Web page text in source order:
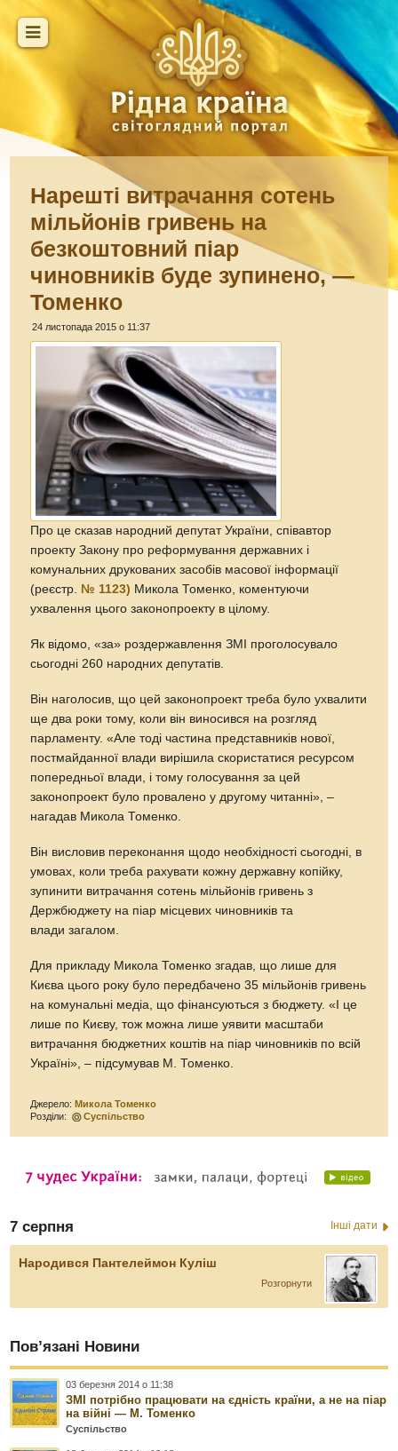
Нарешті витрачання сотень
мільйонів гривень на
безкоштовний піар
чиновників буде зупинено, —
Томенко
24 листопада 2015 о 11:37
Про це сказав народний депутат України, співавтор
проекту Закону про реформування державних і
комунальних друкованих засобів масової інформації
(реєстр.
№ 1123) Микола Томенко, коментуючи
ухвалення цього законопроекту в цілому.
Як відомо, «за» роздержавлення ЗМІ проголосувало
сьогодні 260 народних депутатів.
Він наголосив, що цей законопроект треба було ухвалити
ще два роки тому, коли він виносився на розгляд
парламенту. «Але тоді частина представників нової,
постмайданної влади вирішила скористатися ресурсом
попередньої влади, і тому голосування за цей
законопроект було провалено у другому читанні», –
нагадав Микола Томенко.
Він висловив переконання щодо необхідності сьогодні, в
умовах, коли треба рахувати кожну державну копійку,
зупинити витрачання сотень мільйонів гривень з
Держбюджету на піар місцевих чиновників та
влади загалом.
Для прикладу Микола Томенко згадав, що лише для
Києва цього року було передбачено 35 мільйонів гривень
на комунальні медіа, що фінансуються з бюджету. «І це
лише по Києву, тож можна лише уявити масштаби
витрачання бюджетних коштів на піар чиновників по всій
Україні», – підсумував М. Томенко.
Джерело:Микола Томенко
Розділи:
Суспільство
7 серпня Інші дати
Народився Пантелеймон Куліш
Розгорнути
Пов’язані Новини
03 березня 2014 о 11:38
ЗМІ потрібно працювати на єдність країни, а не на піар
на війні — М. Томенко
Суспільство